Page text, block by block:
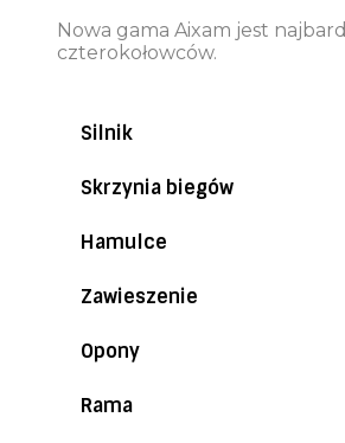
Nowa gama Aixam jest
czterokołowców.
Silnik
Skrzynia biegów
Hamulce
Zawieszenie
Opony
Rama